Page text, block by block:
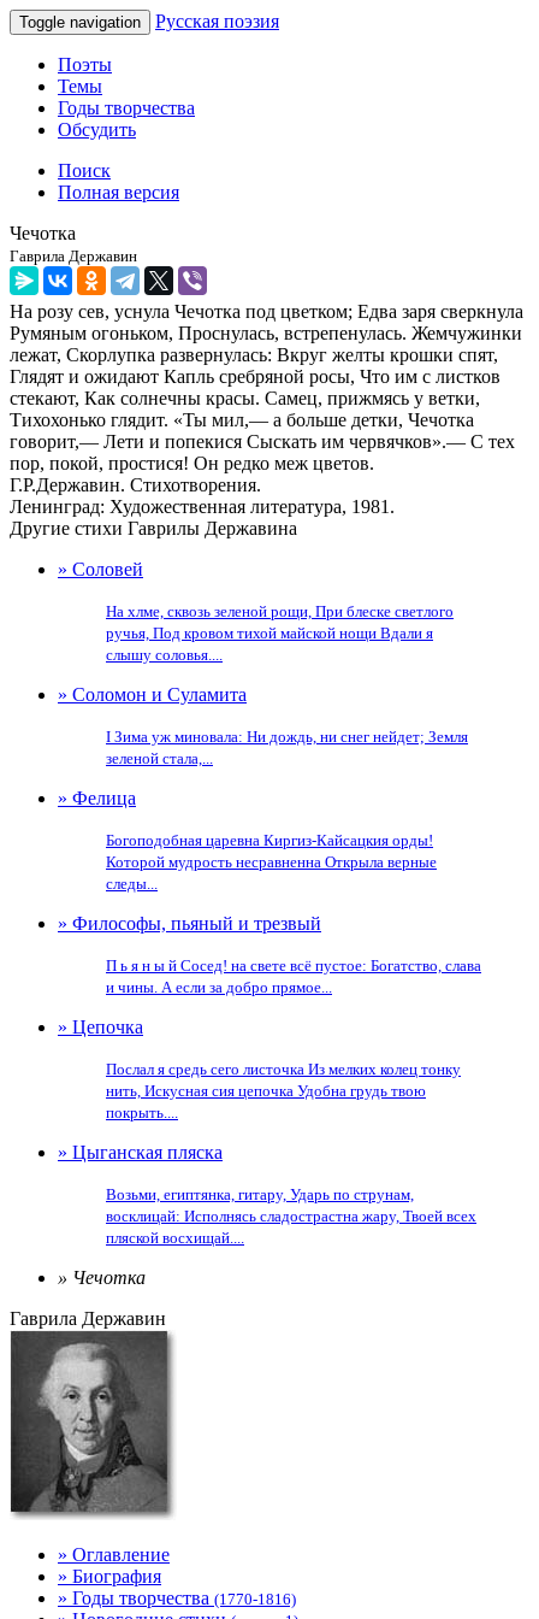
Toggle navigation Русская поэзия
Поэты
Темы
Годы творчества
Обсудить
Поиск
Полная версия
Чечотка
Гаврила Державин
На розу сев, уснула Чечотка под цветком; Едва заря сверкнула
Румяным огоньком, Проснулась, встрепенулась. Жемчужинки
лежат, Скорлупка развернулась: Вкруг желты крошки спят,
Глядят и ожидают Капль сребряной росы, Что им с листков
стекают, Как солнечны красы. Самец, прижмясь у ветки,
Тихохонько глядит. «Ты мил,— а больше детки, Чечотка
говорит,— Лети и попекися Сыскать им червячков».— С тех
пор, покой, простися! Он редко меж цветов.
Г.Р.Державин. Стихотворения.
Ленинград: Художественная литература, 1981.
Другие стихи Гаврилы Державина
» Соловей
На хлме, сквозь зеленой рощи, При блеске светлого
ручья, Под кровом тихой майской нощи Вдали я
слышу соловья....
» Соломон и Суламита
I Зима уж миновала: Ни дождь, ни снег нейдет; Земля
зеленой стала,...
» Фелица
Богоподобная царевна Киргиз-Кайсацкия орды!
Которой мудрость несравненна Открыла верные
следы...
» Философы, пьяный и трезвый
П ь я н ы й Сосед! на свете всё пустое: Богатство, слава
и чины. А если за добро прямое...
» Цепочка
Послал я средь сего листочка Из мелких колец тонку
нить, Искусная сия цепочка Удобна грудь твою
покрыть....
» Цыганская пляска
Возьми, египтянка, гитару, Ударь по струнам,
восклицай: Исполнясь сладострастна жару, Твоей всех
пляской восхищай....
» Чечотка
Гаврила Державин
» Оглавление
» Биография
» Годы творчества (1770-1816)